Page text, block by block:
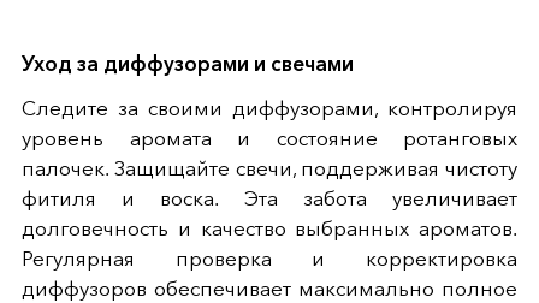
Уход за диффузорами и свечами
Следите за своими диффузорами, контролируя
уровень аромата и состояние ротанговых
палочек. Защищайте свечи, поддерживая чистоту
фитиля и воска. Эта забота увеличивает
долговечность и качество выбранных ароматов.
Регулярная проверка и корректировка
диффузоров обеспечивает максимально полное